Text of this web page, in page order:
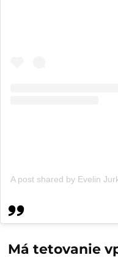
A post shared by Evelin
Má tetovanie